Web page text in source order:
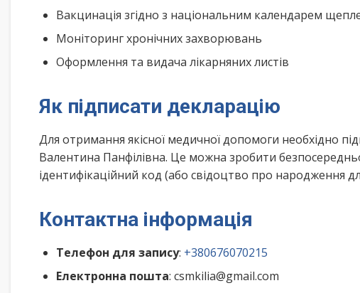
Вакцинація згідно з національним календарем
Моніторинг хронічних захворювань
Оформлення та видача лікарняних листів
Як підписати декларацію
Для отримання якісної медичної допомоги необхідно
Валентина Панфілівна. Це можна зробити
ідентифікаційний код (або свідоцтво про народження
Контактна інформація
Телефон для запису: +380676070215
Електронна пошта: csmkilia@gmail.com